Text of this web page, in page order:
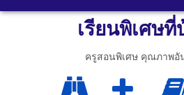
เรียนพิเศษที่
ครูสอนพิเศษ คุณภาพอั